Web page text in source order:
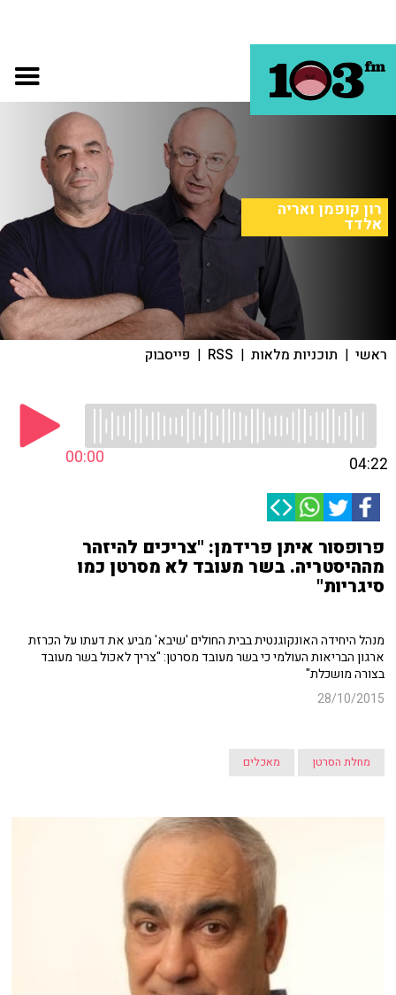
רון קופמן ואריה
אלדד
ראשי | תוכניות מלאות |
RSS
| פייסבוק
00:00 04:22
פרופסור איתן פרידמן: "צריכים להיזהר
מההיסטריה. בשר מעובד לא מסרטן כמו
סיגריות"
מנהל היחידה האונקוגנטית בבית החולים 'שיבא' מביע את דעתו על הכרזת
ארגון הבריאות העולמי כי בשר מעובד מסרטן: "צריך לאכול בשר מעובד
בצורה מושכלת"
28/10/2015
מחלת הסרטן מאכלים